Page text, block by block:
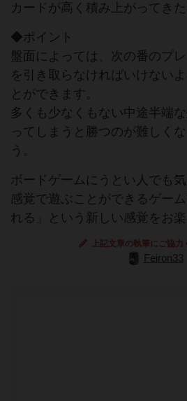
カードが高く積み上がってき
◆ポイント
盤面によっては、次の番のプ
を引き取らなければいけない
とができます。
多くも少なくもない中途半端
ってしまうと勝つのが難しく
う。
ボードゲームにうとい人でも
感覚で遊ぶことができるゲー
れる」という新しい感覚をお楽
上記文章の執筆にご協
Feiron33